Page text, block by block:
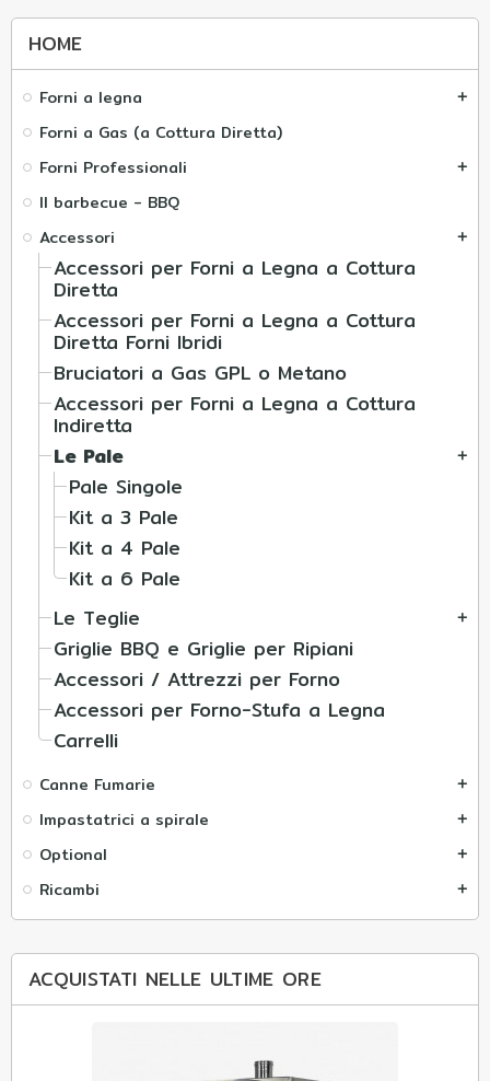
HOME
Forni a legna add
Forni a Gas (a Cottura Diretta)
Forni Professionali
add
Il barbecue - BBQ
Accessori
add
Accessori per Forni a Legna a Cottura
Diretta
Accessori per Forni a Legna a Cottura
Diretta Forni Ibridi
Bruciatori a Gas GPL o Metano
Accessori per Forni a Legna a Cottura
Indiretta
Le Pale
add
Pale Singole
Kit a 3 Pale
Kit a 4 Pale
Kit a 6 Pale
Le Teglie
add
Griglie BBQ e Griglie per Ripiani
Accessori / Attrezzi per Forno
Accessori per Forno-Stufa a Legna
Carrelli
Canne Fumarie add
Impastatrici a spirale add
Optional add
Ricambi add
ACQUISTATI NELLE ULTIME ORE